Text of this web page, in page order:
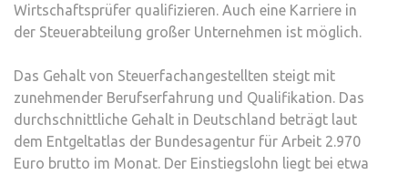
Wirtschaftsprüfer qualifizieren. Auch eine Karriere in
der Steuerabteilung großer Unternehmen ist möglich.
Das Gehalt von Steuerfachangestellten steigt mit
zunehmender Berufserfahrung und Qualifikation. Das
durchschnittliche Gehalt in Deutschland beträgt laut
dem Entgeltatlas der Bundesagentur für Arbeit 2.970
Euro brutto im Monat. Der Einstiegslohn liegt bei etwa